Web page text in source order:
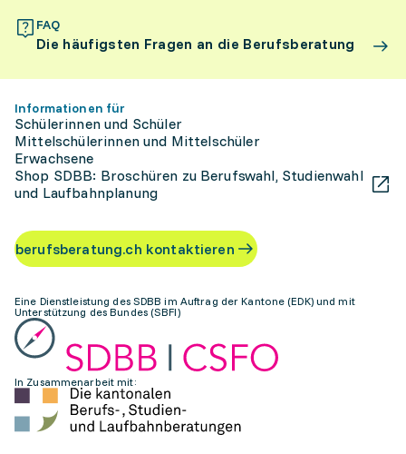
FAQ
Die häufigsten Fragen an die Berufsberatung
Informationen für
Schülerinnen und Schüler
Mittelschülerinnen und Mittelschüler
Erwachsene
Shop SDBB: Broschüren zu Berufswahl, Studienwahl
und Laufbahnplanung
berufsberatung.ch kontaktieren
Eine Dienstleistung des SDBB im Auftrag der Kantone (EDK) und mit
Unterstützung des Bundes (SBFI)
In Zusammenarbeit mit: